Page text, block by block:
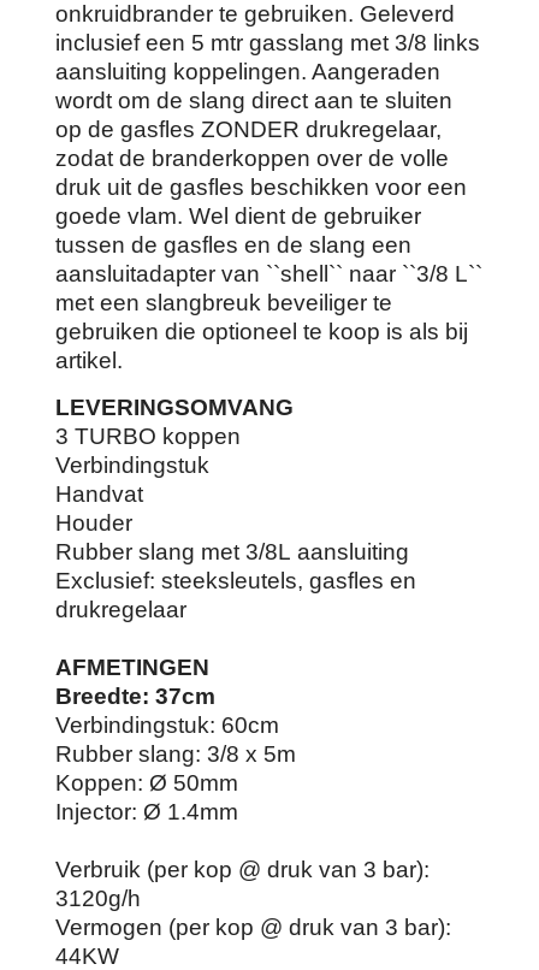
onkruidbrander te gebruiken. Geleverd
inclusief een 5 mtr gasslang met 3/8 links
aansluiting koppelingen. Aangeraden
wordt om de slang direct aan te sluiten
op de gasfles ZONDER drukregelaar,
zodat de branderkoppen over de volle
druk uit de gasfles beschikken voor een
goede vlam. Wel dient de gebruiker
tussen de gasfles en de slang een
aansluitadapter van ``shell`` naar ``3/8 L``
met een slangbreuk beveiliger te
gebruiken die optioneel te koop is als bij
artikel.
LEVERINGSOMVANG
3 TURBO koppen
Verbindingstuk
Handvat
Houder
Rubber slang met 3/8L aansluiting
Exclusief: steeksleutels, gasfles en
drukregelaar
AFMETINGEN
Breedte: 37cm
Verbindingstuk: 60cm
Rubber slang: 3/8 x 5m
Koppen: Ø 50mm
Injector: Ø 1.4mm
Verbruik (per kop @ druk van 3 bar):
3120g/h
Vermogen (per kop @ druk van 3 bar):
44KW